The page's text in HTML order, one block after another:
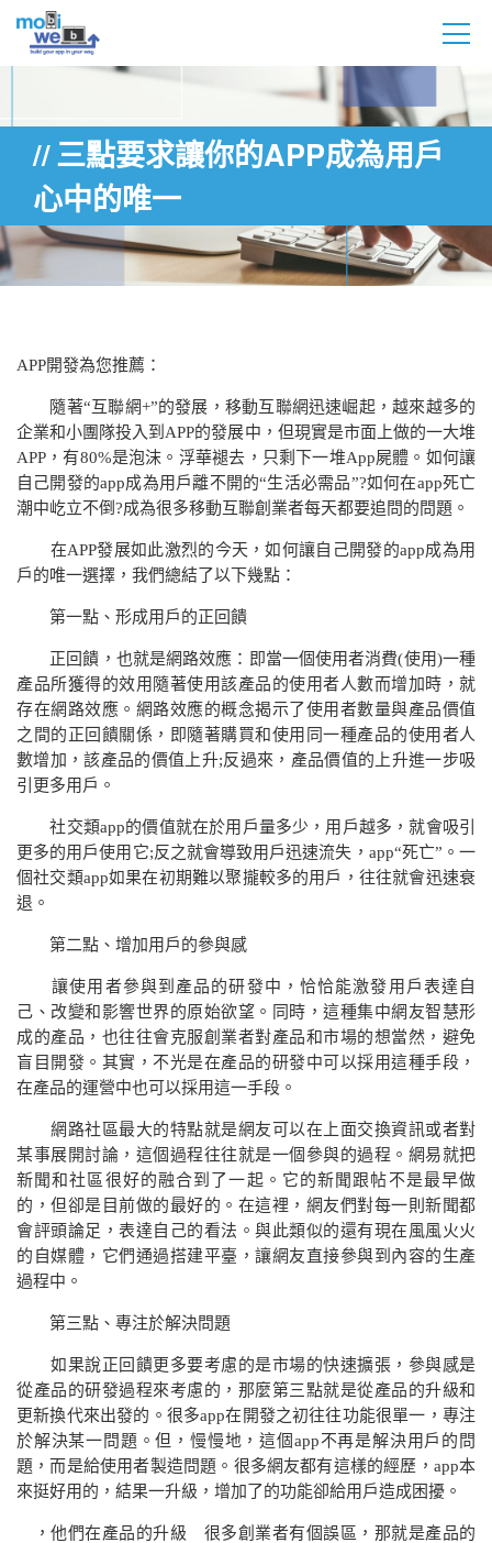
三點要求讓你的APP成為用戶
心中的唯一
APP開發為您推薦：
隨著“互聯網+”的發展，移動互聯網迅速崛起，越來越多的
企業和小團隊投入到 APP的發展中，但現實是市面上做的一大堆
APP ，有80%是泡沫。浮華褪去，只剩下一堆App屍體。如何讓
自己開發的app成為用戶離不開的“生活必需品”?如何在app死亡
潮中屹立不倒?成為很多移動互聯創業者每天都要追問的問題。
在APP發展如此激烈的今天，如何讓自己開發的app成為用
戶的唯一選擇，我們總結了以下幾點：
第一點、形成用戶的正回饋
正回饋，也就是網路效應：即當一個使用者消費(使用)一種
產品所獲得的效用隨著使用該產品的使用者人數而增加時，就
存在網路效應。網路效應的概念揭示了使用者數量與產品價值
之間的正回饋關係，即隨著購買和使用同一種產品的使用者人
數增加，該產品的價值上升;反過來，產品價值的上升進一步吸
引更多用戶。
社交類app的價值就在於用戶量多少，用戶越多，就會吸引
更多的用戶使用它;反之就會導致用戶迅速流失， app“死亡”。一
個社交類app如果在初期難以聚攏較多的用戶，往往就會迅速衰
退。
第二點、增加用戶的參與感
讓使用者參與到產品的研發中，恰恰能激發用戶表達自
己、改變和影響世界的原始欲望。同時，這種集中網友智慧形
成的產品，也往往會克服創業者對產品和市場的想當然，避免
盲目開發。其實，不光是在產品的研發中可以採用這種手段，
在產品的運營中也可以採用這一手段。
網路社區最大的特點就是網友可以在上面交換資訊或者對
某事展開討論，這個過程往往就是一個參與的過程。網易就把
新聞和社區很好的融合到了一起。它的新聞跟帖不是最早做
的，但卻是目前做的最好的。在這裡，網友們對每一則新聞都
會評頭論足，表達自己的看法。與此類似的還有現在風風火火
的自媒體，它們通過搭建平臺，讓網友直接參與到內容的生產
過程中。
第三點、專注於解決問題
如果說正回饋更多要考慮的是市場的快速擴張，參與感是
從產品的研發過程來考慮的，那麼第三點就是從產品的升級和
更新換代來出發的。很多app在開發之初往往功能很單一，專注
於解決某一問題。但，慢慢地，這個app不再是解決用戶的問
題，而是給使用者製造問題。很多網友都有這樣的經歷， app本
來挺好用的，結果一升級，增加了的功能卻給用戶造成困擾。
，他們在產品的升級 很多創業者有個誤區，那就是產品的